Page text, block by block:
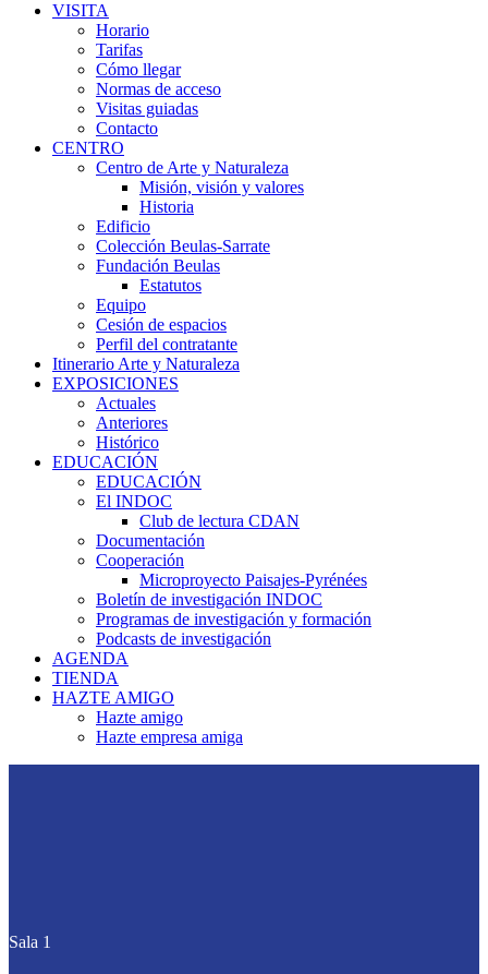
VISITA
Horario
Tarifas
Cómo llegar
Normas de acceso
Visitas guiadas
Contacto
CENTRO
Centro de Arte y Naturaleza
Misión, visión y valores
Historia
Edificio
Colección Beulas-Sarrate
Fundación Beulas
Estatutos
Equipo
Cesión de espacios
Perfil del contratante
Itinerario Arte y Naturaleza
EXPOSICIONES
Actuales
Anteriores
Histórico
EDUCACIÓN
EDUCACIÓN
El INDOC
Club de lectura CDAN
Documentación
Cooperación
Microproyecto Paisajes-Pyrénées
Boletín de investigación INDOC
Programas de investigación y formación
Podcasts de investigación
AGENDA
TIENDA
HAZTE AMIGO
Hazte amigo
Hazte empresa amiga
Sala 1